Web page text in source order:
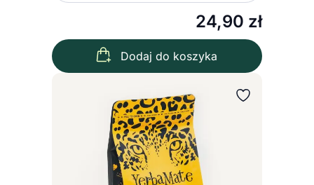
24,90 zł
Dodaj do koszyka